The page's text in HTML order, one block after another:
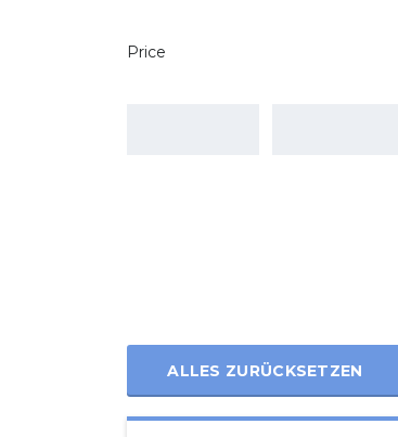
Price
ALLES ZURÜCKSETZEN